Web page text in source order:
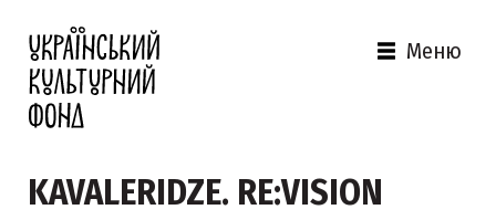
Меню
KAVALERIDZE. RE:VISION